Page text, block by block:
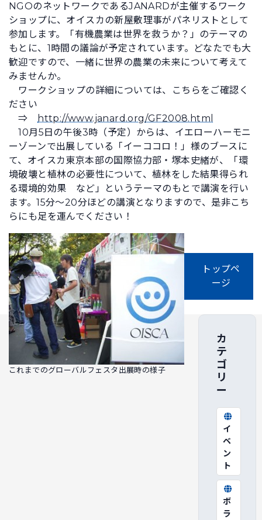
NGOのネットワークであるJANARDが主催するワーク
ショップに、オイスカの新屋敷理事がパネリストとして
参加します。「有機農業は世界を救うか？」のテーマの
もとに、1時間の議論が予定されています。どなたでも大
歓迎ですので、一緒に世界の農業の未来について考えて
みませんか。
ワークショップの詳細については、こちらをご確認く
ださい
⇒
http://www.janard.org/GF2008.html
10月5日の午後3時（予定）からは、イエローハーモニ
ーゾーンで出展している「イーココロ！」様のブースに
て、オイスカ東京本部の国際協力部・塚本史緒が、「環
境破壊と植林の必要性について、植林をした結果得られ
る環境的効果 など」というテーマのもとで講演を行い
ます。15分～20分ほどの講演となりますので、是非こち
らにも足を運んでください！
これまでのグローバルフェスタ出展時の様子
トップペ
ージ
カ
テ
ゴ
リ
ー
イ
ベ
ン
ト
ボ
ラ